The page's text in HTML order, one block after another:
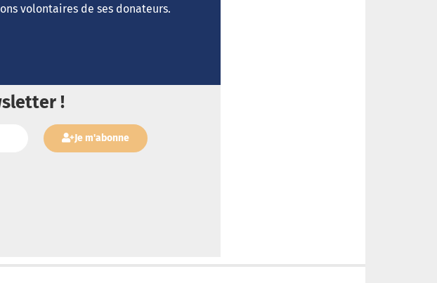
volontaires de ses donateurs.
!
Je m'abonne